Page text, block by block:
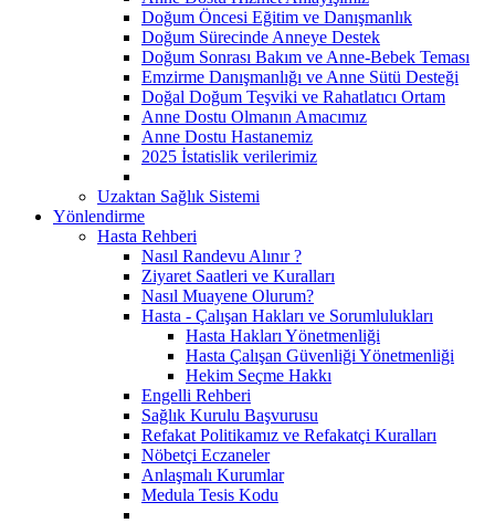
Doğum Öncesi Eğitim ve Danışmanlık
Doğum Sürecinde Anneye Destek
Doğum Sonrası Bakım ve Anne-Bebek Teması
Emzirme Danışmanlığı ve Anne Sütü Desteği
Doğal Doğum Teşviki ve Rahatlatıcı Ortam
Anne Dostu Olmanın Amacımız
Anne Dostu Hastanemiz
2025 İstatislik verilerimiz
Uzaktan Sağlık Sistemi
Yönlendirme
Hasta Rehberi
Nasıl Randevu Alınır ?
Ziyaret Saatleri ve Kuralları
Nasıl Muayene Olurum?
Hasta - Çalışan Hakları ve Sorumlulukları
Hasta Hakları Yönetmenliği
Hasta Çalışan Güvenliği Yönetmenliği
Hekim Seçme Hakkı
Engelli Rehberi
Sağlık Kurulu Başvurusu
Refakat Politikamız ve Refakatçi Kuralları
Nöbetçi Eczaneler
Anlaşmalı Kurumlar
Medula Tesis Kodu